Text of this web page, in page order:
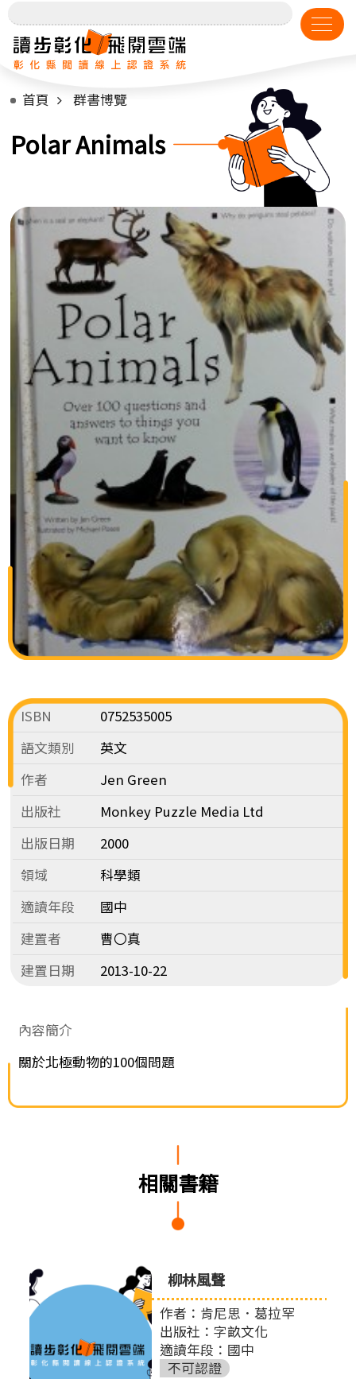
首頁 群書博覽
Polar Animals
ISBN
0752535005
語文類別
英文
作者
Jen Green
出版社
Monkey Puzzle Media Ltd
出版日期
2000
領域
科學類
適讀年段
國中
建置者
曹〇真
建置日期
2013-10-22
內容簡介
關於北極動物的100個問題
相關書籍
柳林風聲
作者：肯尼思．葛拉罕
出版社：字畝文化
適讀年段：國中
不可認證